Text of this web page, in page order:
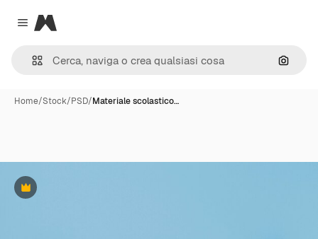
Close menu
Magnific
Cerca
Home/Stock/PSD/Materiale scolastico…
Premium